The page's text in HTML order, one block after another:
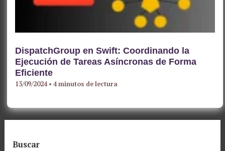
DispatchGroup en Swift: Coordinando la
Ejecución de Tareas Asíncronas de Forma
Eficiente
13/09/2024•4 minutos de lectura
Buscar